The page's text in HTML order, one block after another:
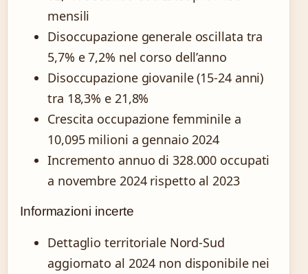
mensili
Disoccupazione generale oscillata tra
5,7% e 7,2% nel corso dell’anno
Disoccupazione giovanile (15-24 anni)
tra 18,3% e 21,8%
Crescita occupazione femminile a
10,095 milioni a gennaio 2024
Incremento annuo di 328.000 occupati
a novembre 2024 rispetto al 2023
Informazioni incerte
Dettaglio territoriale Nord-Sud
aggiornato al 2024 non disponibile nei